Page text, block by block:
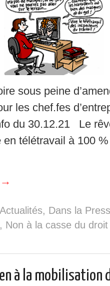
sous peine
les chef.fes
du 30.12.21 Le
télétravail à 100
→
Actualités, Dans la
Non à la casse du
à la mobilisation